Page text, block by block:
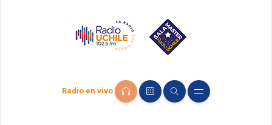
Radio en vivo